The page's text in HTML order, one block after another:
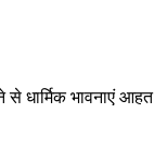
से धार्मिक भावनाएं आहत